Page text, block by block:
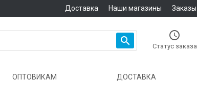
Доставка Наши магазины Заказы
 
Статус заказа
ОПТОВИКАМ ДОСТАВКА